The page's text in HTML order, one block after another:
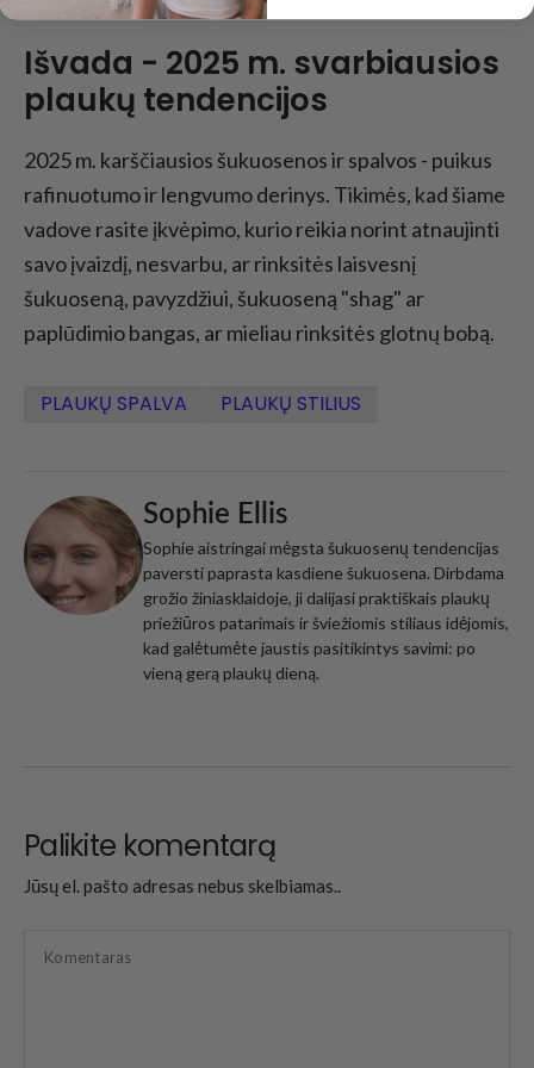
Išvada - 2025 m. svarbiausios
plaukų tendencijos
2025 m. karščiausios šukuosenos ir spalvos - puikus
rafinuotumo ir lengvumo derinys. Tikimės, kad šiame
vadove rasite įkvėpimo, kurio reikia norint atnaujinti
savo įvaizdį, nesvarbu, ar rinksitės laisvesnį
šukuoseną, pavyzdžiui, šukuoseną "shag" ar
paplūdimio bangas, ar mieliau rinksitės glotnų bobą.
PLAUKŲ SPALVA PLAUKŲ STILIUS
Sophie Ellis
Sophie aistringai mėgsta šukuosenų tendencijas
paversti paprasta kasdiene šukuosena. Dirbdama
grožio žiniasklaidoje, ji dalijasi praktiškais plaukų
priežiūros patarimais ir šviežiomis stiliaus idėjomis,
kad galėtumėte jaustis pasitikintys savimi: po
vieną gerą plaukų dieną.
Palikite komentarą
Jūsų el. pašto adresas nebus skelbiamas..
Komentaras